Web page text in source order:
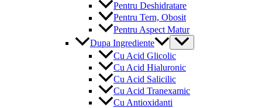
Pentru Deshidratare
Pentru Tern, Obosit
Pentru Aspect Matur
Dupa Ingrediente
Menu
Toggle
Cu Acid Glicolic
Cu Acid Hialuronic
Cu Acid Salicilic
Cu Acid Tranexamic
Cu Antioxidanti